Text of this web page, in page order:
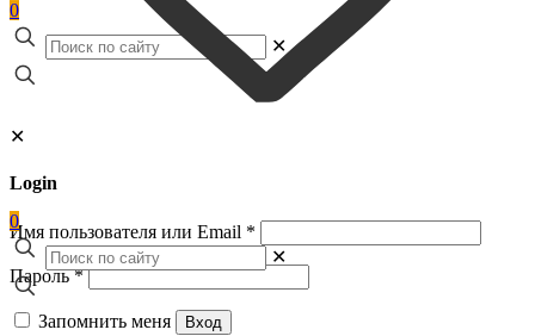
0
✕
✕
Login
Имя пользователя или Email *
Пароль*
Запомнить меня Вход
0
✕